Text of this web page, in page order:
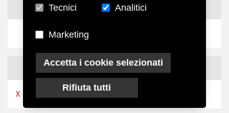
NewsFacebook
NewsX
X by Ferpi2puntozero
Tecnici Analitici
Marketing
Accetta i cookie selezionati
Rifiuta tutti